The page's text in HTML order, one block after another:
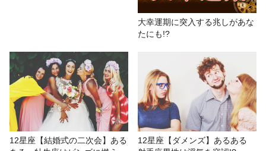
大幸運期に突入する兆しがあな
たにも!?
12星座【結婚式の二次会】ある
12星座【ダメンズ】あるある